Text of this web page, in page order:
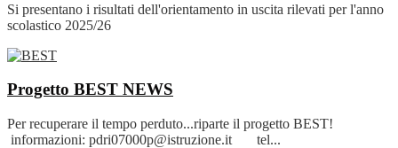
Si presentano i risultati dell'orientamento in uscita rilevati per l'anno
scolastico 2025/26
Progetto BEST NEWS
Per recuperare il tempo perduto...riparte il progetto BEST!
informazioni: pdri07000p@istruzione.it tel...